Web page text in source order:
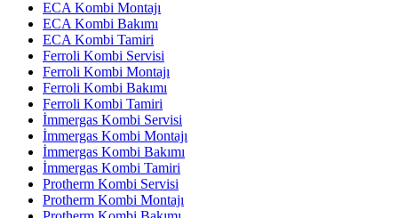
ECA Kombi Montajı
ECA Kombi Bakımı
ECA Kombi Tamiri
Ferroli Kombi Servisi
Ferroli Kombi Montajı
Ferroli Kombi Bakımı
Ferroli Kombi Tamiri
İmmergas Kombi Servisi
İmmergas Kombi Montajı
İmmergas Kombi Bakımı
İmmergas Kombi Tamiri
Protherm Kombi Servisi
Protherm Kombi Montajı